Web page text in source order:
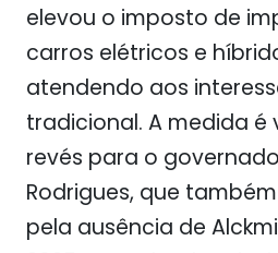
elevou o imposto de
carros elétricos e
atendendo aos
tradicional. A medida é
revés para o
Rodrigues, que
pela ausência de